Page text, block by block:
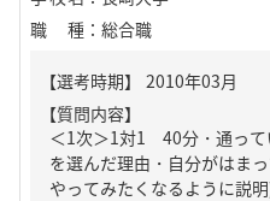
職種 ： 総合職
【質問内容】
＜1次＞1対1 40分・通って
を選んだ理由・自分がはま
やってみたくなるように説